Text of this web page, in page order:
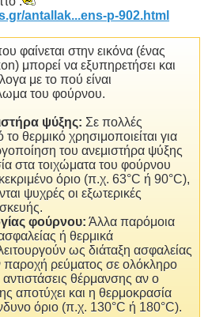
antallak...ens-p-902.html
φαίνεται στην εικόνα (ένας
μπορεί να εξυπηρετήσει και
με το πού είναι
του φούρνου.
ψύξης: Σε πολλές
θερμικό χρησιμοποιείται για
του ανεμιστήρα ψύξης
στα τοιχώματα του φούρνου
όριο (π.χ. 63°C ή 90°C),
ψυχρές οι εξωτερικές
φούρνου: Άλλα παρόμοια
ή θερμικά
ως διάταξη ασφαλείας
παροχή ρεύματος σε ολόκληρο
θέρμανσης αν ο
αποτύχει και η θερμοκρασία
όριο (π.χ. 130°C ή 180°C).